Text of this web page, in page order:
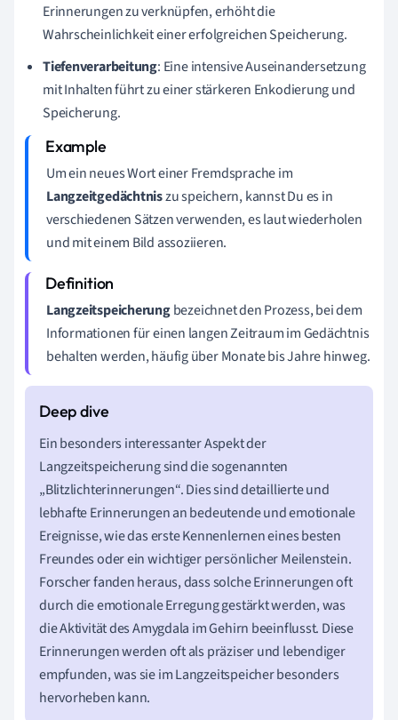
Erinnerungen zu verknüpfen, erhöht die
Wahrscheinlichkeit einer erfolgreichen Speicherung.
Tiefenverarbeitung: Eine intensive Auseinandersetzung
mit Inhalten führt zu einer stärkeren Enkodierung und
Speicherung.
Um ein neues Wort einer Fremdsprache im
Langzeitgedächtniszu speichern, kannst Du es in
verschiedenen Sätzen verwenden, es laut wiederholen
und mit einem Bild assoziieren.
Langzeitspeicherungbezeichnet den Prozess, bei dem
Informationen für einen langen Zeitraum im Gedächtnis
behalten werden, häufig über Monate bis Jahre hinweg.
Ein besonders interessanter Aspekt der
Langzeitspeicherung sind die sogenannten
„Blitzlichterinnerungen“. Dies sind detaillierte und
lebhafte Erinnerungen an bedeutende und emotionale
Ereignisse, wie das erste Kennenlernen eines besten
Freundes oder ein wichtiger persönlicher Meilenstein.
Forscher fanden heraus, dass solche Erinnerungen oft
durch die emotionale Erregung gestärkt werden, was
die Aktivität des Amygdala im Gehirn beeinflusst. Diese
Erinnerungen werden oft als präziser und lebendiger
empfunden, was sie im Langzeitspeicher besonders
hervorheben kann.